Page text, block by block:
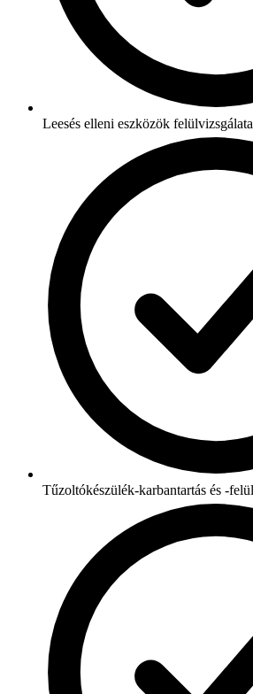
Leesés elleni eszközök felülvizsgálata
Tűzoltókészülék-karbantartás és -